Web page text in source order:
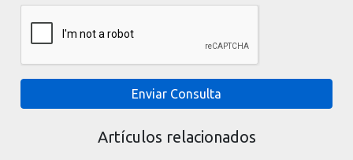
Enviar Consulta
Artículos relacionados